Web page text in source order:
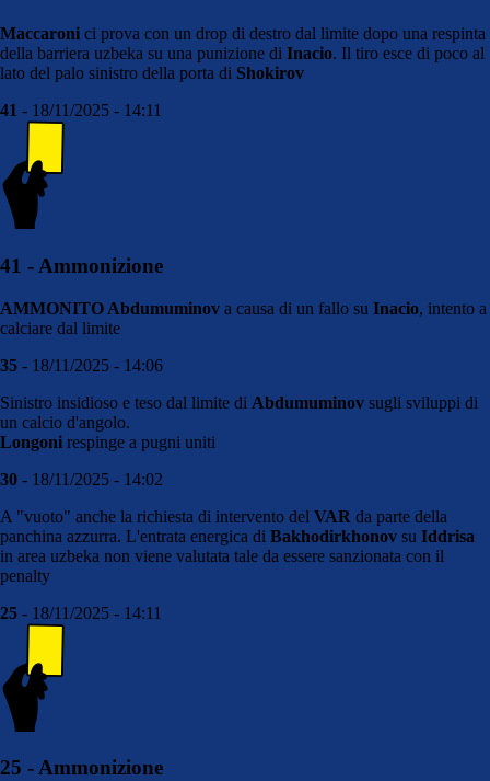
Maccaroni ci prova con un drop di destro dal limite dopo una respinta
della barriera uzbeka su una punizione di Inacio. Il tiro esce di poco al
lato del palo sinistro della porta di Shokirov
41 - 18/11/2025 - 14:11
41 - Ammonizione
AMMONITO Abdumuminov a causa di un fallo su Inacio, intento a
calciare dal limite
35 - 18/11/2025 - 14:06
Sinistro insidioso e teso dal limite di Abdumuminov sugli sviluppi di
un calcio d'angolo.
Longoni respinge a pugni uniti
30 - 18/11/2025 - 14:02
A "vuoto" anche la richiesta di intervento del VAR da parte della
panchina azzurra. L'entrata energica di Bakhodirkhonov su Iddrisa
in area uzbeka non viene valutata tale da essere sanzionata con il
penalty
25 - 18/11/2025 - 14:11
25 - Ammonizione